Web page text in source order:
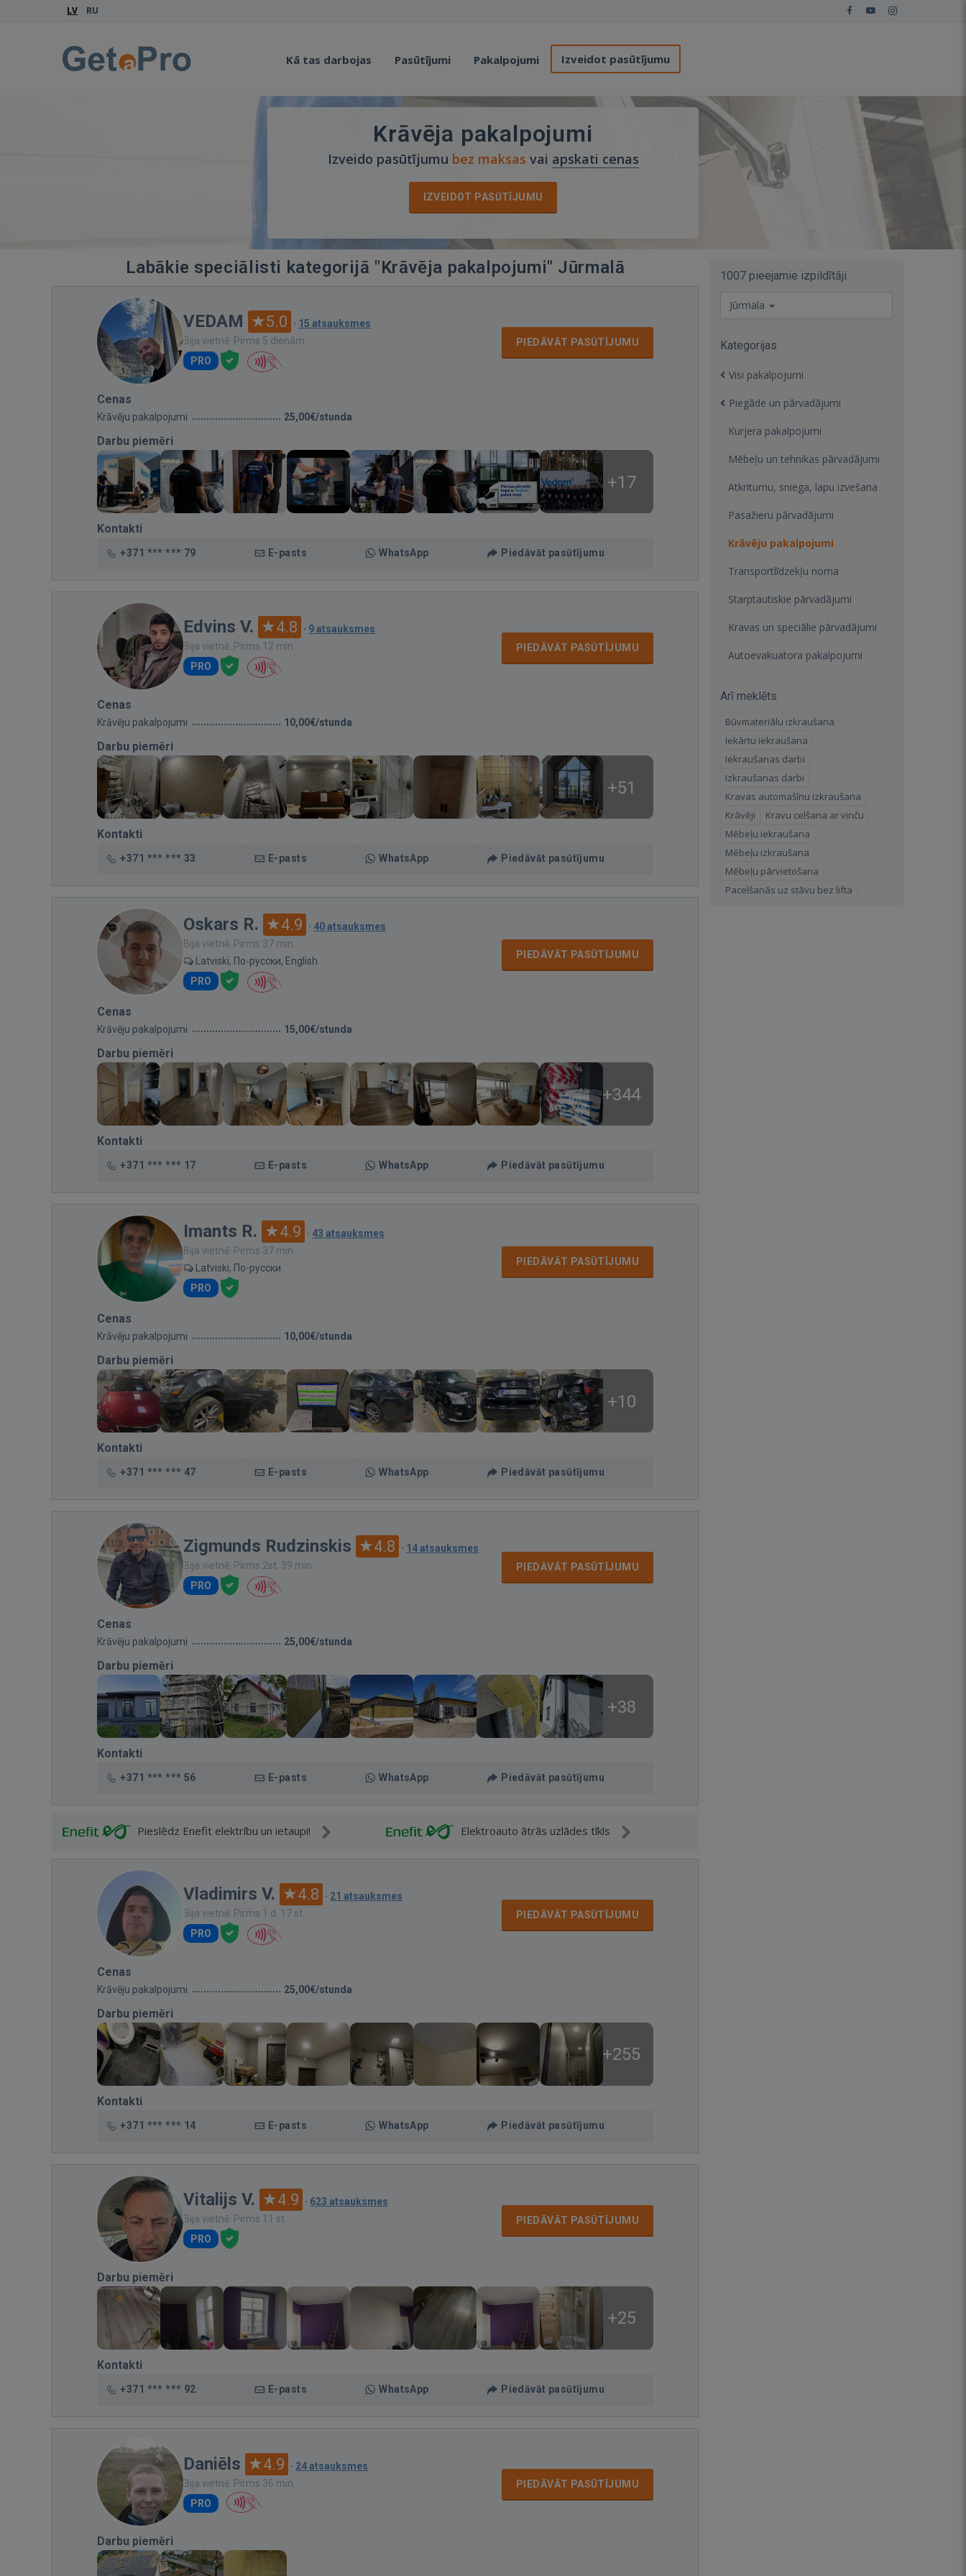
LV RU
Kā tas darbojas Pasūtījumi Pakalpojumi Izveidot pasūtījumu
Krāvēja pakalpojumi
Izveido pasūtījumu bez maksas vai apskati cenas
IZVEIDOT PASŪTĪJUMU
Labākie speciālisti kategorijā "Krāvēja pakalpojumi" Jūrmalā
VEDAM 5.0 · 15 atsauksmes
Bija vietnē: Pirms 5 dienām
PRO
PIEDĀVĀT PASŪTĪJUMU
Cenas
Krāvēju pakalpojumi 25,00€/stunda
Darbu piemēri
+17
Kontakti
+371 *** *** 79 E-pasts WhatsApp Piedāvāt pasūtījumu
Edvins V. 4.8 · 9 atsauksmes
Bija vietnē: Pirms 12 min.
PRO
PIEDĀVĀT PASŪTĪJUMU
Cenas
Krāvēju pakalpojumi 10,00€/stunda
Darbu piemēri
+51
Kontakti
+371 *** *** 33 E-pasts WhatsApp Piedāvāt pasūtījumu
Oskars R. 4.9 · 40 atsauksmes
Bija vietnē: Pirms 37 min.
Latviski, По-русски, English
PRO
PIEDĀVĀT PASŪTĪJUMU
Cenas
Krāvēju pakalpojumi 15,00€/stunda
Darbu piemēri
+344
Kontakti
+371 *** *** 17 E-pasts WhatsApp Piedāvāt pasūtījumu
Imants R. 4.9 · 43 atsauksmes
Bija vietnē: Pirms 37 min.
Latviski, По-русски
PRO
PIEDĀVĀT PASŪTĪJUMU
Cenas
Krāvēju pakalpojumi 10,00€/stunda
Darbu piemēri
+10
Kontakti
+371 *** *** 47 E-pasts WhatsApp Piedāvāt pasūtījumu
Zigmunds Rudzinskis 4.8 · 14 atsauksmes
Bija vietnē: Pirms 2st. 39 min.
PRO
PIEDĀVĀT PASŪTĪJUMU
Cenas
Krāvēju pakalpojumi 25,00€/stunda
Darbu piemēri
+38
Kontakti
+371 *** *** 56 E-pasts WhatsApp Piedāvāt pasūtījumu
Pieslēdz Enefit elektrību un ietaupi! Elektroauto ātrās uzlādes tīkls
Vladimirs V. 4.8 · 21 atsauksmes
Bija vietnē: Pirms 1 d. 17 st.
PRO
PIEDĀVĀT PASŪTĪJUMU
Cenas
Krāvēju pakalpojumi 25,00€/stunda
Darbu piemēri
+255
Kontakti
+371 *** *** 14 E-pasts WhatsApp Piedāvāt pasūtījumu
Vitalijs V. 4.9 · 623 atsauksmes
Bija vietnē: Pirms 11 st.
PRO
PIEDĀVĀT PASŪTĪJUMU
Darbu piemēri
+25
Kontakti
+371 *** *** 92 E-pasts WhatsApp Piedāvāt pasūtījumu
Daniēls 4.9 · 24 atsauksmes
Bija vietnē: Pirms 36 min.
PRO
PIEDĀVĀT PASŪTĪJUMU
Darbu piemēri
1007 pieejamie izpildītāji
Jūrmala
Kategorijas
Visi pakalpojumi
Piegāde un pārvadājumi
Kurjera pakalpojumi
Mēbeļu un tehnikas pārvadājumi
Atkritumu, sniega, lapu izvešana
Pasažieru pārvadājumi
Krāvēju pakalpojumi
Transportlīdzekļu noma
Starptautiskie pārvadājumi
Kravas un speciālie pārvadājumi
Autoevakuatora pakalpojumi
Arī meklēts
Būvmateriālu izkraušana
Iekārtu iekraušana
Iekraušanas darbi
Izkraušanas darbi
Kravas automašīnu izkraušana
Krāvēji
Kravu celšana ar vinču
Mēbeļu iekraušana
Mēbeļu izkraušana
Mēbeļu pārvietošana
Pacelšanās uz stāvu bez lifta